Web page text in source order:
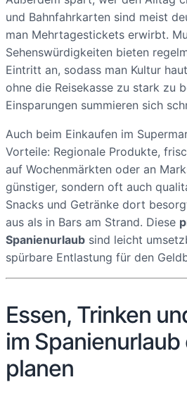
und Bahnfahrkarten sind meist
man Mehrtagestickets erwirbt.
Sehenswürdigkeiten bieten
Eintritt an, sodass man Kultur
ohne die Reisekasse zu stark zu
Einsparungen summieren sich
Auch beim Einkaufen im
Vorteile: Regionale Produkte,
auf Wochenmärkten oder an
günstiger, sondern oft auch
Snacks und Getränke dort
aus als in Bars am Strand. Diese
Spanienurlaub sind leicht
spürbare Entlastung für den
Essen, Trinken
im Spanienurlaub
planen